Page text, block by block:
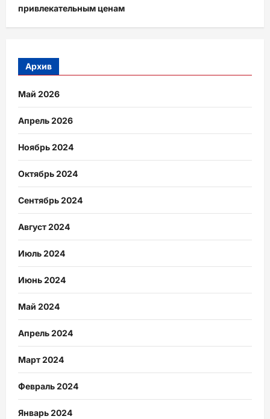
привлекательным ценам
Архив
Май 2026
Апрель 2026
Ноябрь 2024
Октябрь 2024
Сентябрь 2024
Август 2024
Июль 2024
Июнь 2024
Май 2024
Апрель 2024
Март 2024
Февраль 2024
Январь 2024